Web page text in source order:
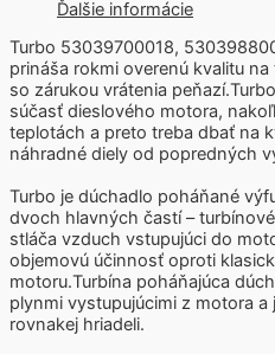
Ďalšie informácie
Turbo 53039700018,
prináša rokmi overenú kvalitu
so zárukou vrátenia
súčasť dieslového motora,
teplotách a preto treba dbať na
náhradné diely od popredných
Turbo je dúchadlo poháňané
dvoch hlavných častí –
stláča vzduch vstupujúci do
objemovú účinnosť oproti
motoru.Turbína poháňajúca
plynmi vystupujúcimi z motora a
rovnakej hriadeli.